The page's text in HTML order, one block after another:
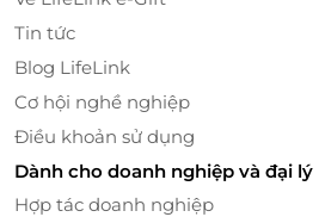
Tin tức
Blog LifeLink
Cơ hội nghề nghiệp
Điều khoản sử dụng
Dành cho doanh nghiệp và đại lý
Hợp tác doanh nghiệp